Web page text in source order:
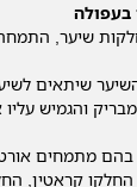
בעפולה
שיער,
שיתאים
והגמיש
בהם מתמחים
החלקו קראטין,